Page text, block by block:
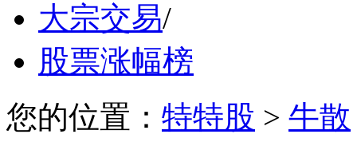
大宗交易/
股票涨幅榜
您的位置： 特特股 > 牛散